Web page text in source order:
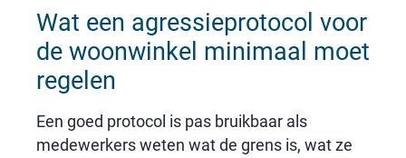
Wat een agressieprotocol voor
de woonwinkel minimaal moet
regelen
Een goed protocol is pas bruikbaar als
medewerkers weten wat de grens is, wat ze